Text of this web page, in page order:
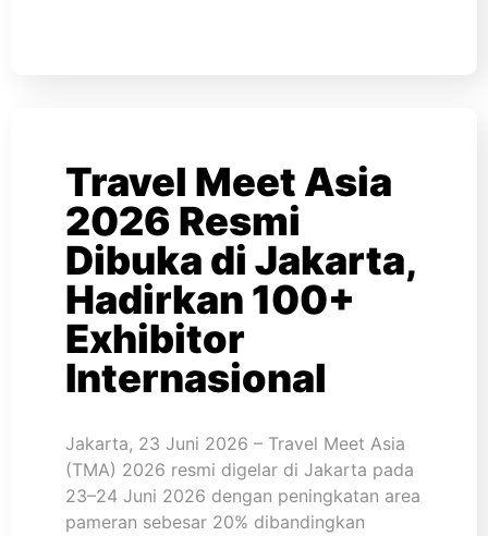
Travel Meet Asia
2026 Resmi
Dibuka di Jakarta,
Hadirkan 100+
Exhibitor
Internasional
Jakarta, 23 Juni 2026 – Travel Meet Asia
(TMA) 2026 resmi digelar di Jakarta pada
23–24 Juni 2026 dengan peningkatan area
pameran sebesar 20% dibandingkan